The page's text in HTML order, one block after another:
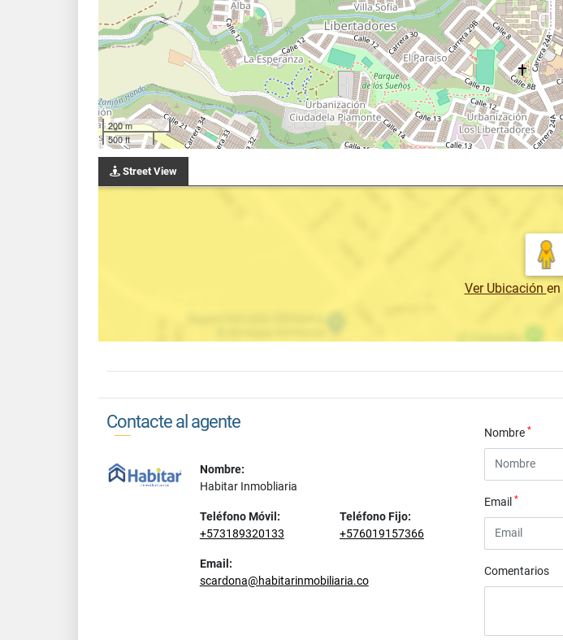
200 m
500 ft
Street View
Ver Ubicación en
Contacte al agente
Nombre:
Habitar Inmobliaria
Teléfono Móvil:
+573189320133
Teléfono Fijo:
+576019157366
Email:
scardona@habitarinmobiliaria.co
Nombre*
Email*
Comentarios